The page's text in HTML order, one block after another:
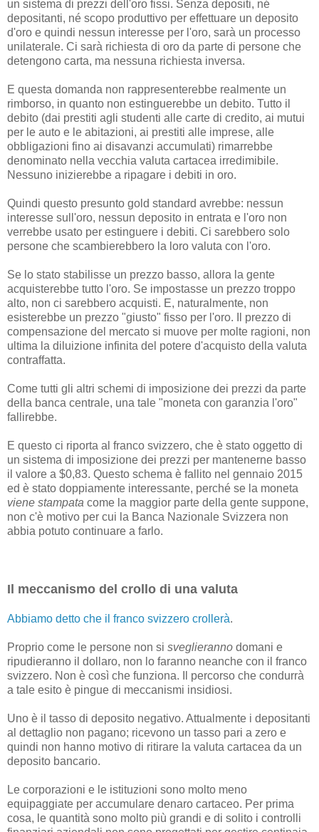
un sistema di prezzi dell'oro fissi. Senza depositi, né
depositanti, né scopo produttivo per effettuare un deposito
d'oro e quindi nessun interesse per l'oro, sarà un processo
unilaterale. Ci sarà richiesta di oro da parte di persone che
detengono carta, ma nessuna richiesta inversa.
E questa domanda non rappresenterebbe realmente un
rimborso, in quanto non estinguerebbe un debito. Tutto il
debito (dai prestiti agli studenti alle carte di credito, ai mutui
per le auto e le abitazioni, ai prestiti alle imprese, alle
obbligazioni fino ai disavanzi accumulati) rimarrebbe
denominato nella vecchia valuta cartacea irredimibile.
Nessuno inizierebbe a ripagare i debiti in oro.
Quindi questo presunto gold standard avrebbe: nessun
interesse sull'oro, nessun deposito in entrata e l'oro non
verrebbe usato per estinguere i debiti. Ci sarebbero solo
persone che scambierebbero la loro valuta con l'oro.
Se lo stato stabilisse un prezzo basso, allora la gente
acquisterebbe tutto l'oro. Se impostasse un prezzo troppo
alto, non ci sarebbero acquisti. E, naturalmente, non
esisterebbe un prezzo "giusto" fisso per l'oro. Il prezzo di
compensazione del mercato si muove per molte ragioni, non
ultima la diluizione infinita del potere d'acquisto della valuta
contraffatta.
Come tutti gli altri schemi di imposizione dei prezzi da parte
della banca centrale, una tale "moneta con garanzia l'oro"
fallirebbe.
E questo ci riporta al franco svizzero, che è stato oggetto di
un sistema di imposizione dei prezzi per mantenerne basso
il valore a $0,83. Questo schema è fallito nel gennaio 2015
ed è stato doppiamente interessante, perché se la moneta
viene stampata come la maggior parte della gente suppone,
non c'è motivo per cui la Banca Nazionale Svizzera non
abbia potuto continuare a farlo.
Il meccanismo del crollo di una valuta
Abbiamo detto che il franco svizzero crollerà.
Proprio come le persone non si sveglieranno domani e
ripudieranno il dollaro, non lo faranno neanche con il franco
svizzero. Non è così che funziona. Il percorso che condurrà
a tale esito è pingue di meccanismi insidiosi.
Uno è il tasso di deposito negativo. Attualmente i depositanti
al dettaglio non pagano; ricevono un tasso pari a zero e
quindi non hanno motivo di ritirare la valuta cartacea da un
deposito bancario.
Le corporazioni e le istituzioni sono molto meno
equipaggiate per accumulare denaro cartaceo. Per prima
cosa, le quantità sono molto più grandi e di solito i controlli